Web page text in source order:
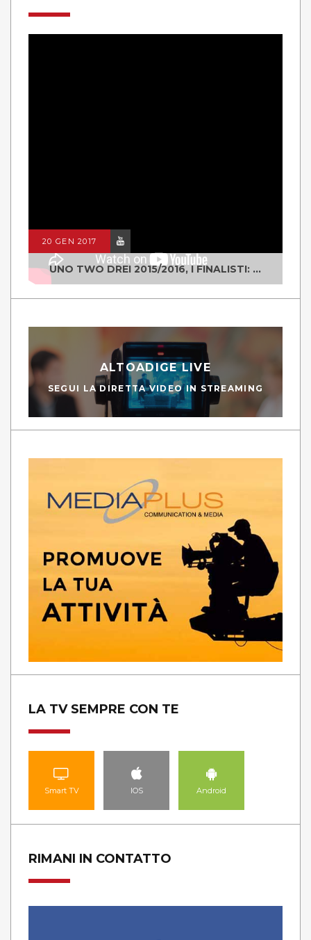
20 GEN 2017
UNO TWO DREI 2015/2016, I FINALISTI: CLASSE IV ALS ISTITUTO "DEGASPERI" BORGO VALSUGANA
ALTOADIGE LIVE
SEGUI LA DIRETTA VIDEO IN STREAMING
LA TV SEMPRE CON TE
Smart TV IOS Android
RIMANI IN CONTATTO